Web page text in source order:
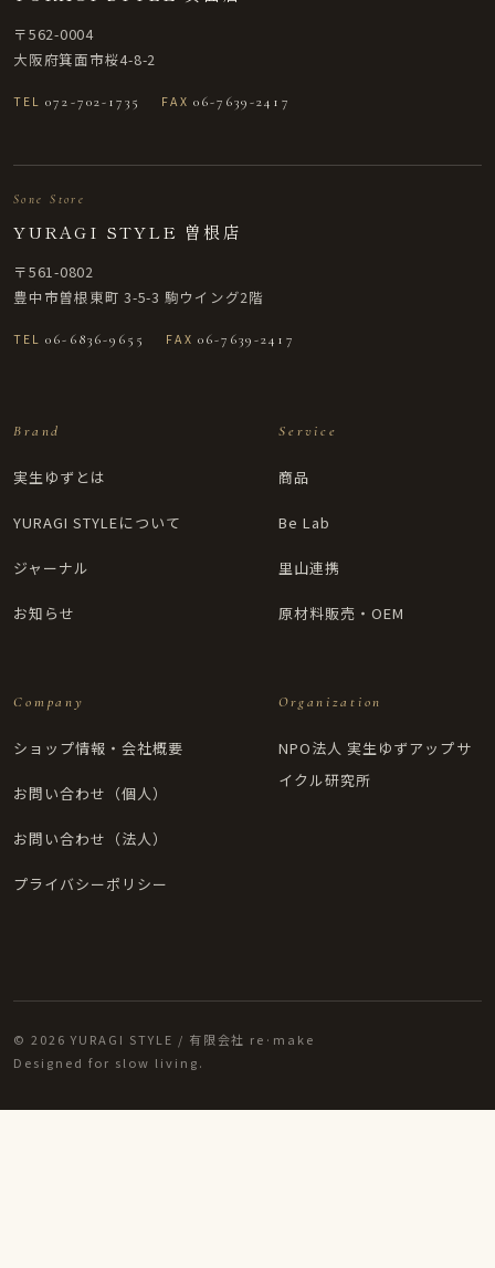
〒562-0004
大阪府箕面市桜4-8-2
TEL 072-702-1735 FAX 06-7639-2417
Sone Store
YURAGI STYLE 曽根店
〒561-0802
豊中市曽根東町 3-5-3 駒ウイング2階
TEL 06-6836-9655 FAX 06-7639-2417
Brand
実生ゆずとは
YURAGI STYLEについて
ジャーナル
お知らせ
Service
商品
Be Lab
里山連携
原材料販売・OEM
Company
ショップ情報・会社概要
お問い合わせ（個人）
お問い合わせ（法人）
プライバシーポリシー
Organization
NPO法人 実生ゆずアップサ
イクル研究所
© 2026 YURAGI STYLE / 有限会社 re·make
Designed for slow living.